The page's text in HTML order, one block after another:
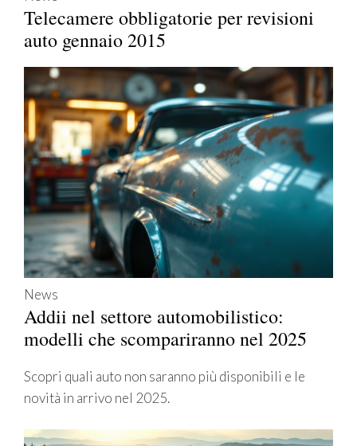
Telecamere obbligatorie per revisioni
auto gennaio 2015
News
Addii nel settore automobilistico:
modelli che scompariranno nel 2025
Scopri quali auto non saranno più disponibili e le
novità in arrivo nel 2025.